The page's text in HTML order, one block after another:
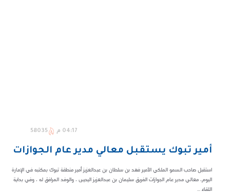
04:17 م 58035
أمير تبوك يستقبل معالي مدير عام الجوازات
استقبل صاحب السمو الملكي الأمير فهد بن سلطان بن عبدالعزيز أمير منطقة تبوك بمكتبه في الإمارة
اليوم، معالي مدير عام الجوازات الفريق سليمان بن عبدالعزيز اليحيى ، والوفد المرافق له ، وفي بداية
اللقاء ...